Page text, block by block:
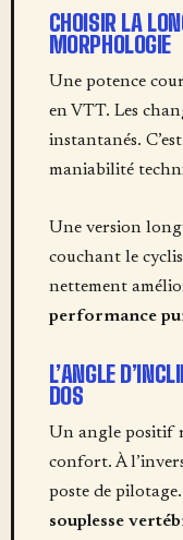
CHOISIR LA
MORPHOLOGIE
Une potence
en VTT. Les
instantanés.
maniabilité
Une version
couchant le
nettement
performance
L’ANGLE
DOS
Un angle positif
confort. À
poste de pilotage.
souplesse